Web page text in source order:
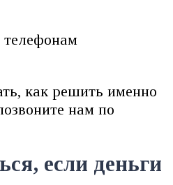
как решить именно
нам по
если деньги